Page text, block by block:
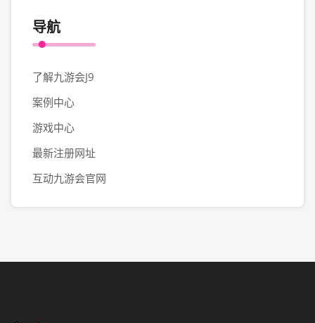
导航
了解九游会J9
案例中心
游戏中心
最新注册网址
互动九游会官网